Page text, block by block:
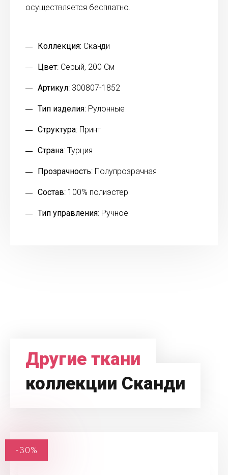
осуществляется бесплатно.
Коллекция: Сканди
Цвет: Серый, 200 См
Артикул: 300807-1852
Тип изделия: Рулонные
Структура: Принт
Страна: Турция
Прозрачность: Полупрозрачная
Состав: 100% полиэстер
Тип управления: Ручное
Другие ткани
коллекции Сканди
-30%